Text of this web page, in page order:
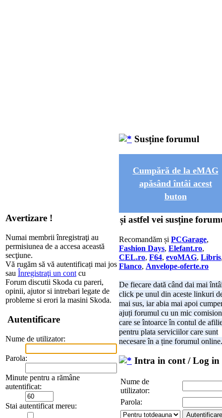
Avertizare !
Numai membrii înregistraţi au
permisiunea de a accesa această
secţiune.
Vă rugăm să vă autentificați mai jos
sau Înregistraţi un cont cu
Forum discutii Skoda cu pareri,
opinii, ajutor si intrebari legate de
probleme si erori la masini Skoda.
Autentificare
Nume de utilizator:
Parola:
Minute pentru a rămâne
autentificat:
Stai autentificat mereu:
Susține forumul
Cumpără de la eMAG
apăsând întâi acest
buton
și astfel vei susține
Recomandăm și PCGarage,
Fashion Days, Elefant.ro,
CEL.ro, F64, evoMAG, Libris
Flanco, Anvelope-oferte.ro
De fiecare dată când dai mai
click pe unul din aceste linkuri
mai sus, iar abia mai apoi
ajuți forumul cu un mic comision
care se întoarce în contul de
pentru plata serviciilor care sunt
necesare în a ține forumul online.
Intra in cont / Log in
Nume de
utilizator:
Parola: